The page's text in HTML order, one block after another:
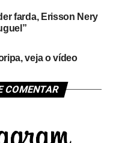
farda, Erisson Nery
veja o vídeo
COMENTAR